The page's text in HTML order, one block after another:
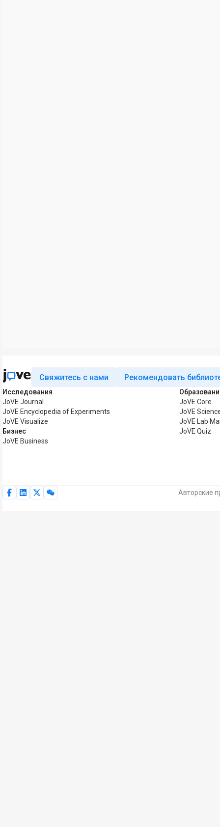
Свяжитесь с нами Рекомендовать
Исследования
JoVE Journal
JoVE Encyclopedia of Experiments
JoVE Visualize
Бизнес
JoVE Business
JoVE Core
JoVE
JoVE Lab
JoVE Quiz
Авторские